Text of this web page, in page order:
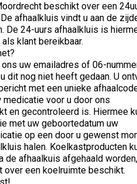
beschikt over een
afhaalkluis vindt u aan de
De 24-uurs afhaalkluis is
klant bereikbaar.
uw emailadres of 06-
dit nog niet heeft gedaan. U
met een unieke
medicatie voor u door ons
en gecontroleerd is. Hiermee
met uw geboortedatum uw
op een door u gewenst
halen. Koelkastproducten
de afhaalkuis afgehaald
over een koelruimte beschikt.